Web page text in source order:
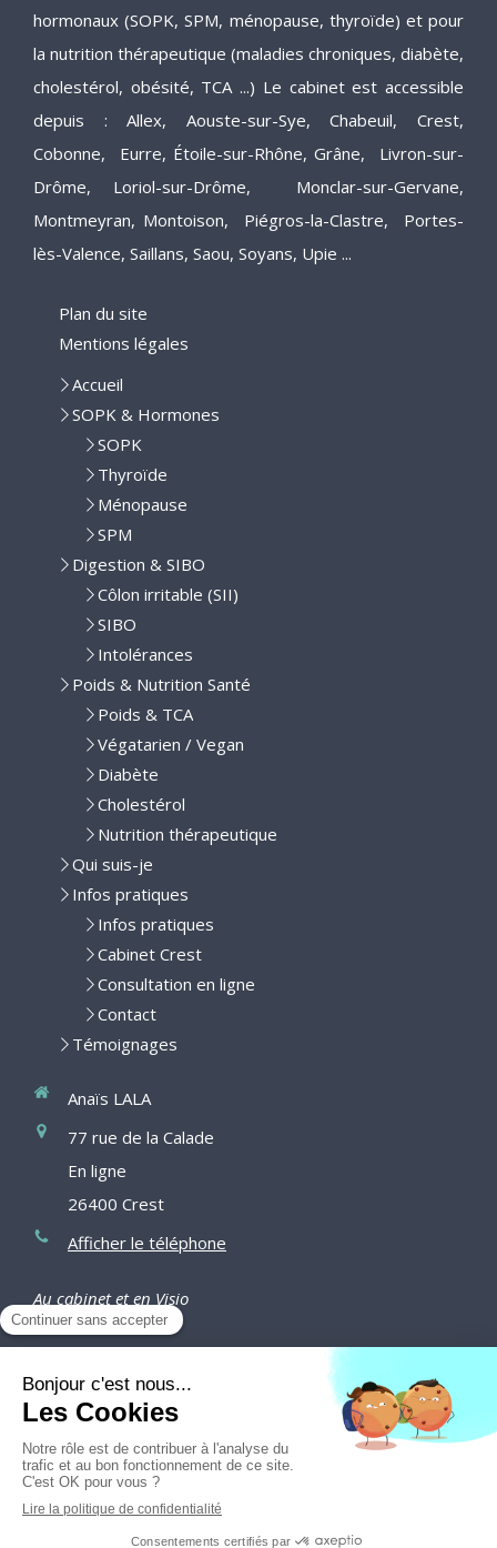
hormonaux (SOPK, SPM, ménopause, thyroïde) et pour
la nutrition thérapeutique (maladies chroniques, diabète,
cholestérol, obésité, TCA ...) Le cabinet est accessible
depuis : Allex, Aouste-sur-Sye, Chabeuil, Crest,
Cobonne, Eurre, Étoile-sur-Rhône, Grâne, Livron-sur-
Drôme, Loriol-sur-Drôme, Monclar-sur-Gervane,
Montmeyran, Montoison, Piégros-la-Clastre, Portes-
lès-Valence, Saillans, Saou, Soyans, Upie ...
Plan du site
Mentions légales
Accueil
SOPK & Hormones
SOPK
Thyroïde
Ménopause
SPM
Digestion & SIBO
Côlon irritable (SII)
SIBO
Intolérances
Poids & Nutrition Santé
Poids & TCA
Végatarien / Vegan
Diabète
Cholestérol
Nutrition thérapeutique
Qui suis-je
Infos pratiques
Infos pratiques
Cabinet Crest
Consultation en ligne
Contact
Témoignages
Anaïs LALA
77 rue de la Calade
En ligne
26400 Crest
Afficher le téléphone
Au cabinet et en Visio
DuLundiauVendredide9h15à16h
Prendre rendez-vous
Création et référencement du site par Simplébo
Site créé grâce àSmartDiet